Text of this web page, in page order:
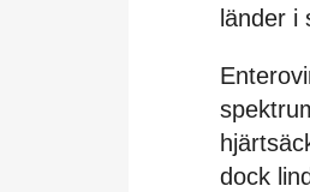
länder i
dock